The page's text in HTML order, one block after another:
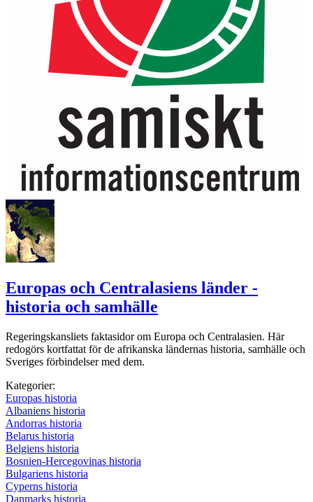
Europas och Centralasiens länder -
historia och samhälle
Regeringskansliets faktasidor om Europa och Centralasien. Här
redogörs kortfattat för de afrikanska ländernas historia, samhälle och
Sveriges förbindelser med dem.
Kategorier:
Europas historia
Albaniens historia
Andorras historia
Belarus historia
Belgiens historia
Bosnien-Hercegovinas historia
Bulgariens historia
Cyperns historia
Danmarks historia